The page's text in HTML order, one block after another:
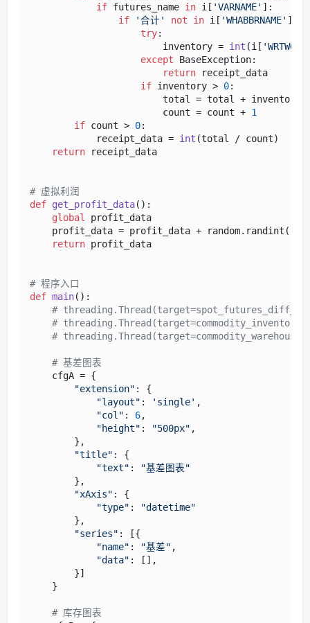
if futures_name in i[ 'VARNAME' ]:
if
'合计' not in i[ 'WHABBRNAME' ]
try:
                        inventory =
int (i[
except BaseException:
return receipt_data
if inventory > 0:
                        total = total + inventory
                        count = count +
1
if count > 0:
            receipt_data =
int (total / count)
return receipt_data
# 虚拟利润
def get_profit_data():
global
profit_data
    profit_data = profit_data + random.randint(-
return profit_data
# 程序入口
def main():
#
#
#
# 基差图表
    cfgA = {
"extension" : {
"layout" : 'single' ,
"col" : 6,
"height" : "500px" ,
        },
"title" : {
"text" :
"基差图表"
        },
"xAxis" : {
"type" :
"datetime"
        },
"series" : [{
"name" : "基差" ,
"data" : [],
        }]
    }
# 库存图表